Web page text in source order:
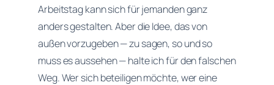
Arbeitstag kann sich für jemanden ganz
anders gestalten. Aber die Idee, das von
außen vorzugeben — zu sagen, so und so
muss es aussehen — halte ich für den falschen
Weg. Wer sich beteiligen möchte, wer eine